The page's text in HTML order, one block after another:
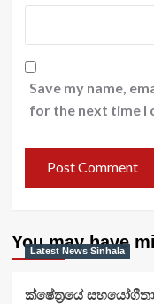
Save my name,
for the next time I
You may have
Latest News Sinhala
ක්ෂේත්‍රයේ